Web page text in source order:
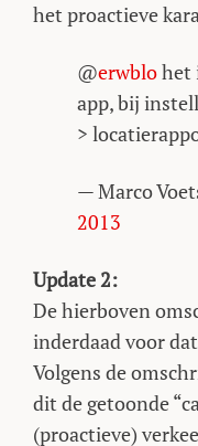
het proactieve
@erwblohet
app, bij
>
— Marco
2013
Update 2:
De hierboven
inderdaad voor
Volgens de
dit de getoonde
(proactieve)